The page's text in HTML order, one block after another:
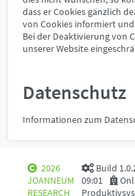
dass er Cookies gänzlich
von Cookies informiert
Bei der Deaktivierung von
unserer Website
Datenschutz
Informationen zum
2026
JOANNEUM
RESEARCH
Build
09:01